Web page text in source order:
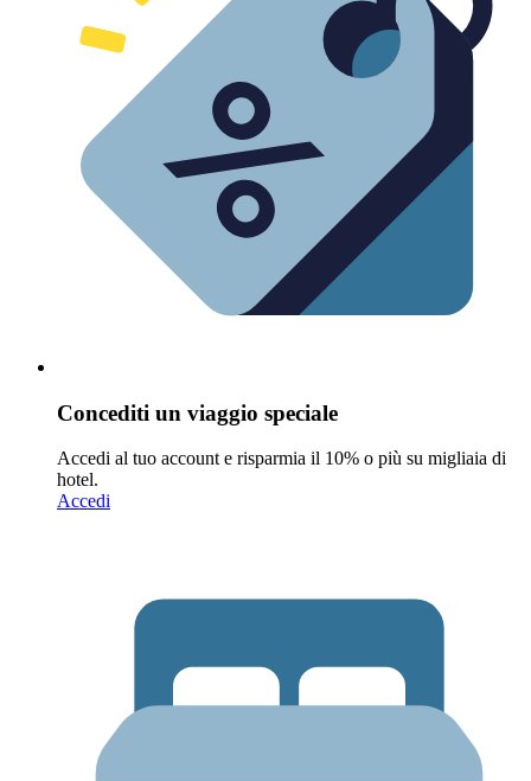
Concediti un viaggio speciale
Accedi al tuo account e risparmia il 10% o più su migliaia di
hotel.
Accedi